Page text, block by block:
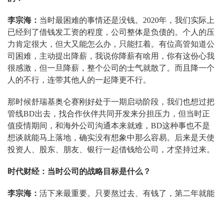
李宗海： 当时最困难的事情还是没钱。2020年，我们实际上
已经到了借钱发工资的程度，公司整体是负债的。个人的压
力肯定很大，但大又能怎么办，只能扛着。有位高管知道公
司困难，主动提出降薪，我说你降薪有啥用，你有这份心我
很感激，但一旦降薪，整个公司的士气就散了。而且降一个
人的不行，连带其他人的一起降更不行。
那时候舒瑞基奥仑赛刚好处于一期启动阶段，我们也想过把
管线BD出去，找合作伙伴共同开发来分担压力，但当时正
值疫情期间，和海外公司沟通本来就难，BD这种事也不是
想谈就能马上落地，确实没有想象中那么容易。后来是天使
投资人、股东、朋友、银行一起借钱给公司，才坚持过来。
时代财经：当时公司的战略目标是什么？
李宗海： 活下来最重要。只要熬过去、有钱了，第二年就能